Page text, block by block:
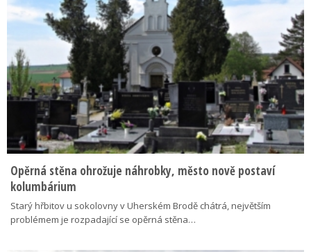
Opěrná stěna ohrožuje náhrobky, město nově postaví
kolumbárium
Starý hřbitov u sokolovny v Uherském Brodě chátrá, největším
problémem je rozpadající se opěrná stěna…